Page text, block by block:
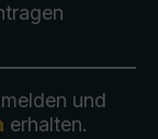
und
erhalten.